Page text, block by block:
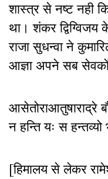
शास्त्र से नष्ट नही
था।शंकर
राजा सुधन्वा ने
आज्ञा अपने सब
आसेतोराआतुषाराद्रे
न हन्ति यः स
[हिमालय से लेकर